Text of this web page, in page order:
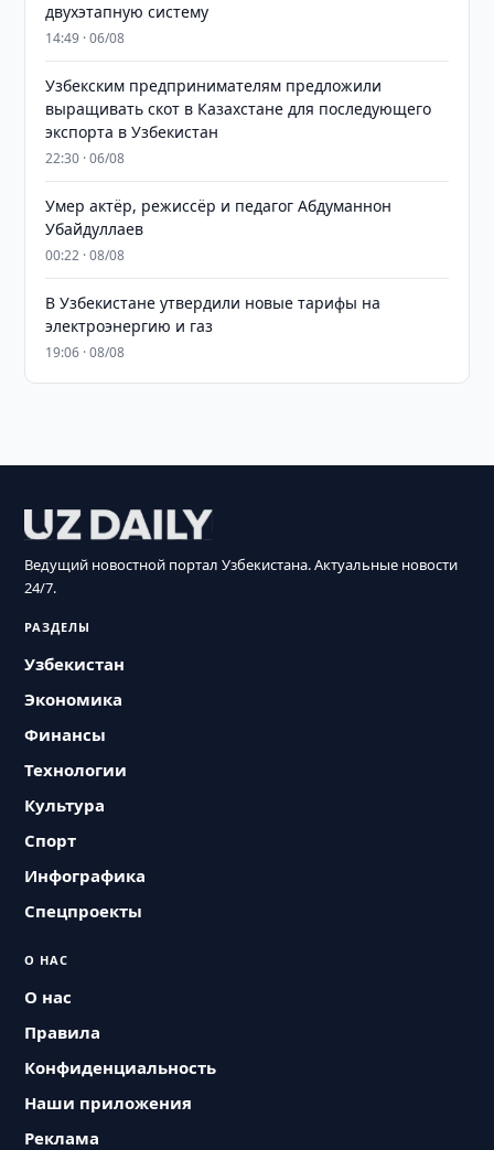
двухэтапную систему
14:49 · 06/08
Узбекским предпринимателям предложили
выращивать скот в Казахстане для последующего
экспорта в Узбекистан
22:30 · 06/08
Умер актёр, режиссёр и педагог Абдуманнон
Убайдуллаев
00:22 · 08/08
В Узбекистане утвердили новые тарифы на
электроэнергию и газ
19:06 · 08/08
Ведущий новостной портал Узбекистана. Актуальные новости
24/7.
РАЗДЕЛЫ
Узбекистан
Экономика
Финансы
Технологии
Культура
Спорт
Инфографика
Спецпроекты
О НАС
О нас
Правила
Конфиденциальность
Наши приложения
Реклама